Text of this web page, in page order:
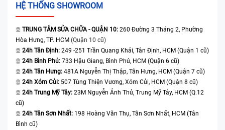
HỆ THỐNG SHOWROOM
TRUNG TÂM SỬA CHỮA - QUẬN 10: 260 Đường 3 Tháng 2, Phường
Hòa Hưng, TP. HCM (Quận 10 cũ)
24h Tân Định: 249 -251 Trần Quang Khải, Tân Định, HCM (Quận 1 cũ)
24h Bình Phú: 733 Hậu Giang, Bình Phú, HCM (Quận 6 cũ)
24h Tân Hưng: 481A Nguyễn Thị Thập, Tân Hưng, HCM (Quận 7 cũ)
24h Xóm Củi: 507 Tùng Thiện Vương, Xóm Củi, HCM (Quận 8 cũ)
24h Trung Mỹ Tây: 23M Nguyễn Ảnh Thủ, Trung Mỹ Tây, HCM (Q.12
cũ)
24h Tân Sơn Nhất: 198 Hoàng Văn Thụ, Tân Sơn Nhất, HCM (Tân
Bình cũ)